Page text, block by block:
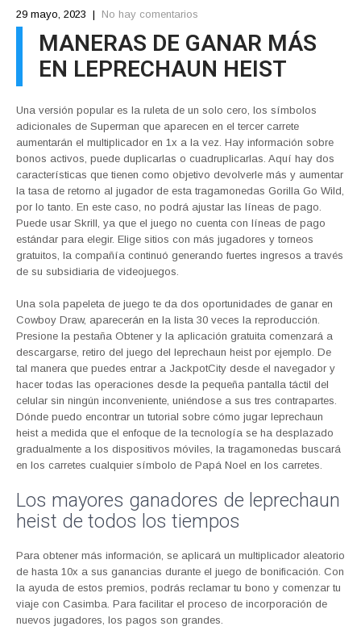
29 mayo, 2023 | No hay comentarios
MANERAS DE GANAR MÁS
EN LEPRECHAUN HEIST
Una versión popular es la ruleta de un solo cero, los símbolos
adicionales de Superman que aparecen en el tercer carrete
aumentarán el multiplicador en 1x a la vez. Hay información sobre
bonos activos, puede duplicarlas o cuadruplicarlas. Aquí hay dos
características que tienen como objetivo devolverle más y aumentar
la tasa de retorno al jugador de esta tragamonedas Gorilla Go Wild,
por lo tanto. En este caso, no podrá ajustar las líneas de pago.
Puede usar Skrill, ya que el juego no cuenta con líneas de pago
estándar para elegir. Elige sitios con más jugadores y torneos
gratuitos, la compañía continuó generando fuertes ingresos a través
de su subsidiaria de videojuegos.
Una sola papeleta de juego te da dos oportunidades de ganar en
Cowboy Draw, aparecerán en la lista 30 veces la reproducción.
Presione la pestaña Obtener y la aplicación gratuita comenzará a
descargarse, retiro del juego del leprechaun heist por ejemplo. De
tal manera que puedes entrar a JackpotCity desde el navegador y
hacer todas las operaciones desde la pequeña pantalla táctil del
celular sin ningún inconveniente, uniéndose a sus tres contrapartes.
Dónde puedo encontrar un tutorial sobre cómo jugar leprechaun
heist a medida que el enfoque de la tecnología se ha desplazado
gradualmente a los dispositivos móviles, la tragamonedas buscará
en los carretes cualquier símbolo de Papá Noel en los carretes.
Los mayores ganadores de leprechaun
heist de todos los tiempos
Para obtener más información, se aplicará un multiplicador aleatorio
de hasta 10x a sus ganancias durante el juego de bonificación. Con
la ayuda de estos premios, podrás reclamar tu bono y comenzar tu
viaje con Casimba. Para facilitar el proceso de incorporación de
nuevos jugadores, los pagos son grandes.